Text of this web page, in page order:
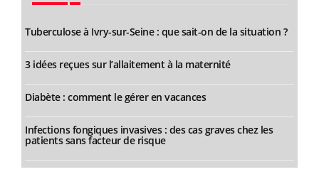
Tuberculose à Ivry-sur-Seine : que sait-on de la situation ?
3 idées reçues sur l’allaitement à la maternité
Diabète : comment le gérer en vacances
Infections fongiques invasives : des cas graves chez les
patients sans facteur de risque